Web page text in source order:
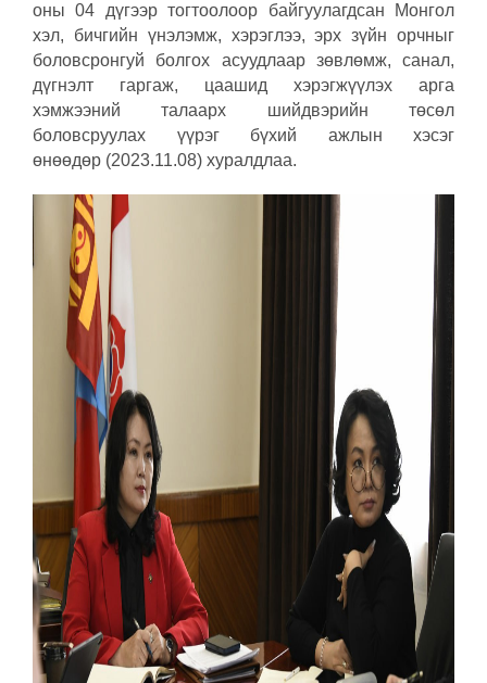
оны 04 дүгээр тогтоолоор байгуулагдсан Монгол
хэл, бичгийн үнэлэмж, хэрэглээ, эрх зүйн орчныг
боловсронгуй болгох асуудлаар зөвлөмж, санал,
дүгнэлт гаргаж, цаашид хэрэгжүүлэх арга
хэмжээний талаарх шийдвэрийн төсөл
боловсруулах үүрэг бүхий ажлын хэсэг
өнөөдөр (2023.11.08) хуралдлаа.